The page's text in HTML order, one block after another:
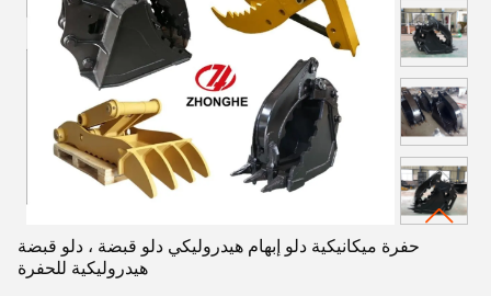
حفرة ميكانيكية دلو إبهام هيدروليكي دلو قبضة ، دلو قبضة
هيدروليكية للحفرة